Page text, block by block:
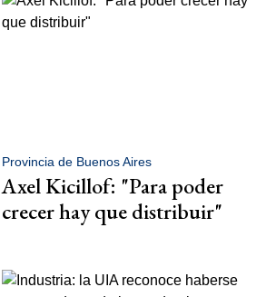
Provincia de Buenos Aires
Axel Kicillof: "Para poder
crecer hay que distribuir"